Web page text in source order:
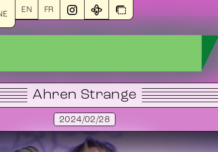
EN FR
Ahren Strange
2024/02/28